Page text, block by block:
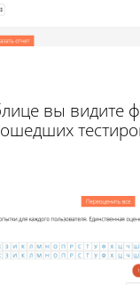
вы видите